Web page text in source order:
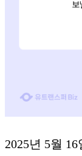
2025년 5월